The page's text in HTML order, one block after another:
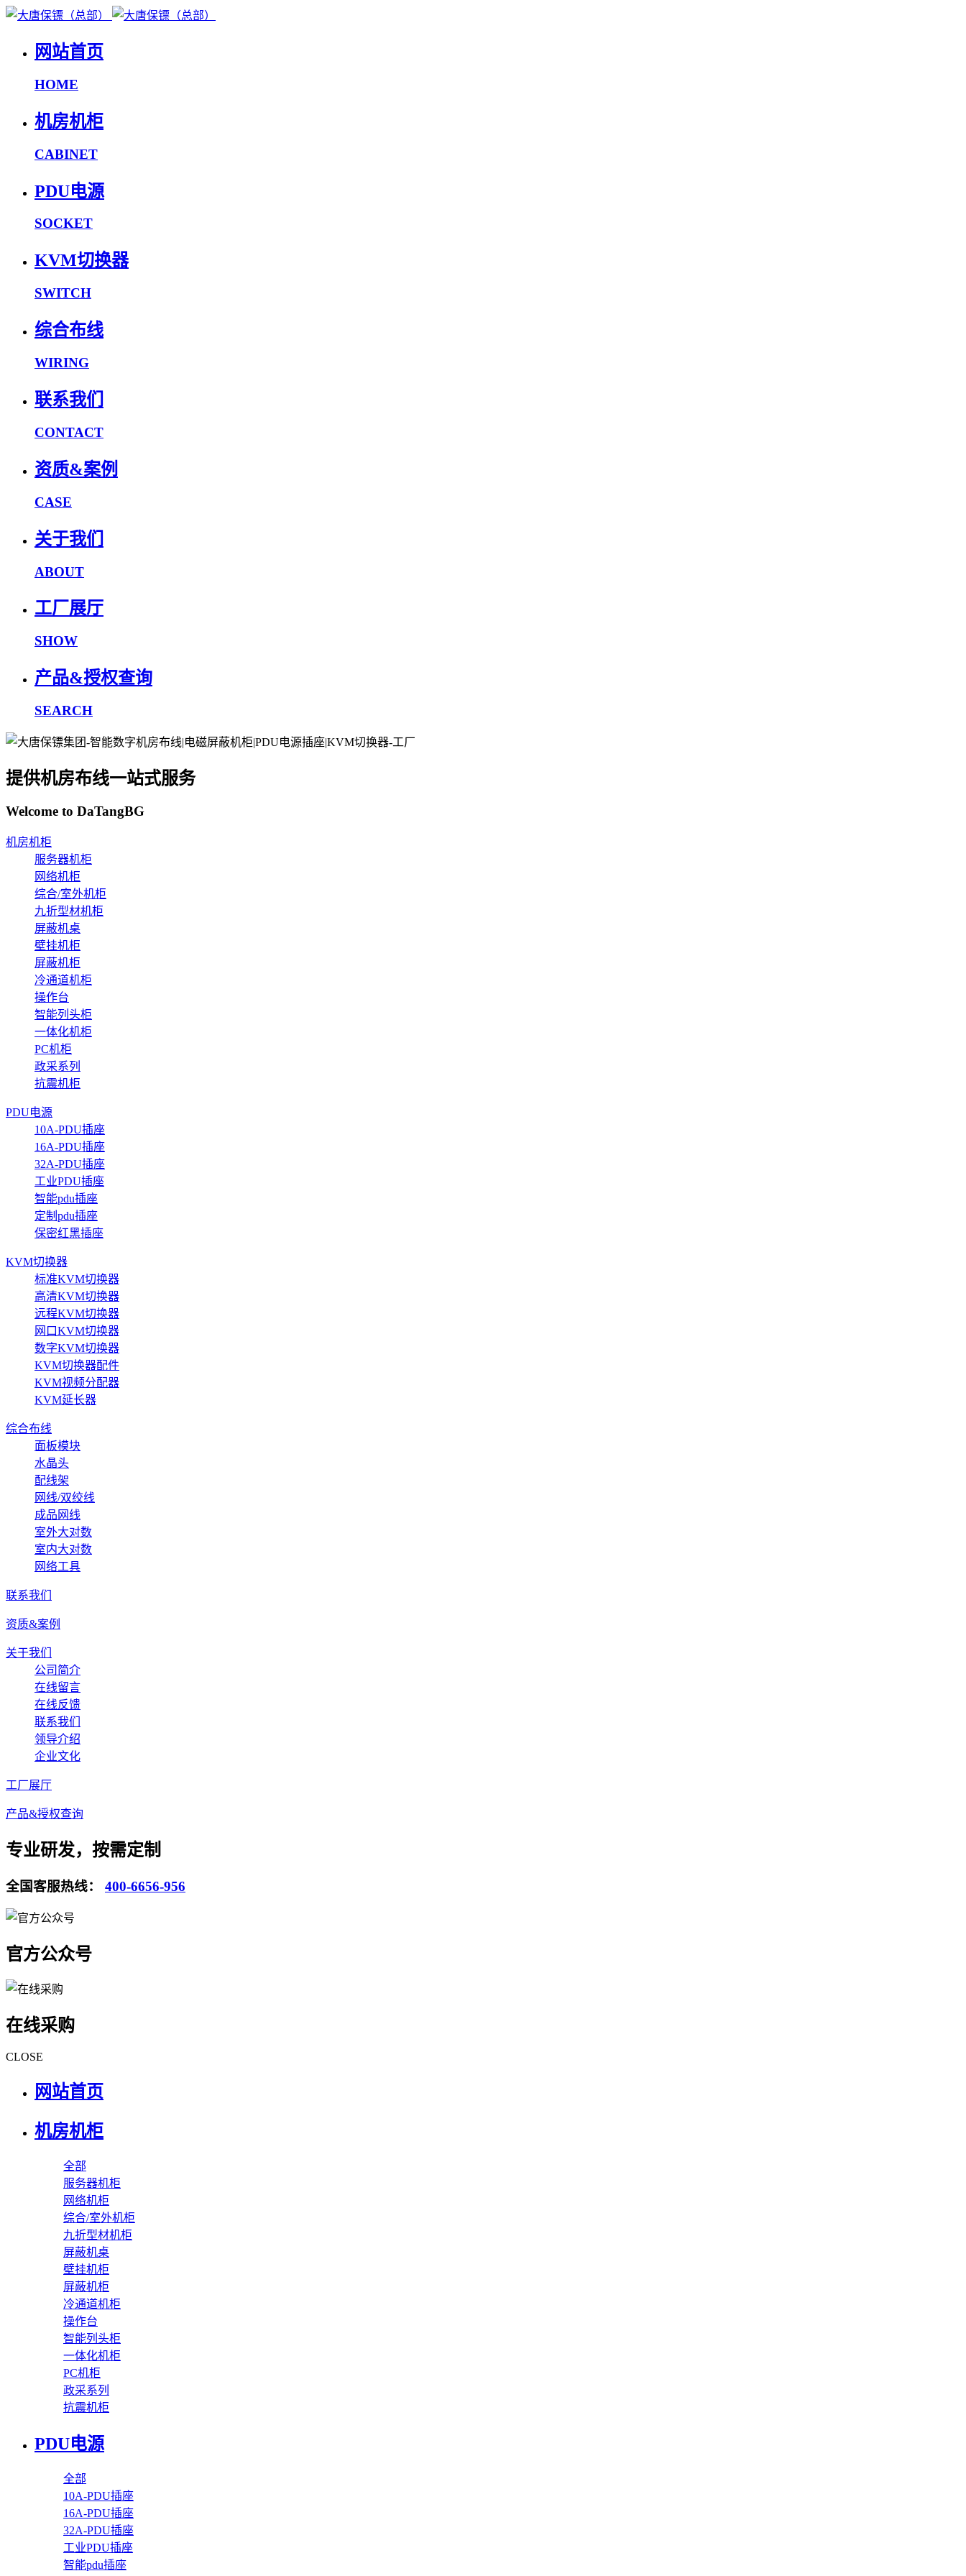
网站首页
HOME
机房机柜
CABINET
PDU电源
SOCKET
KVM切换器
SWITCH
综合布线
WIRING
联系我们
CONTACT
资质&案例
CASE
关于我们
ABOUT
工厂展厅
SHOW
产品&授权查询
SEARCH
提供机房布线一站式服务
Welcome to DaTangBG
机房机柜
服务器机柜
网络机柜
综合/室外机柜
九折型材机柜
屏蔽机桌
壁挂机柜
屏蔽机柜
冷通道机柜
操作台
智能列头柜
一体化机柜
PC机柜
政采系列
抗震机柜
PDU电源
10A-PDU插座
16A-PDU插座
32A-PDU插座
工业PDU插座
智能pdu插座
定制pdu插座
保密红黑插座
KVM切换器
标准KVM切换器
高清KVM切换器
远程KVM切换器
网口KVM切换器
数字KVM切换器
KVM切换器配件
KVM视频分配器
KVM延长器
综合布线
面板模块
水晶头
配线架
网线/双绞线
成品网线
室外大对数
室内大对数
网络工具
联系我们
资质&案例
关于我们
公司简介
在线留言
在线反馈
联系我们
领导介绍
企业文化
工厂展厅
产品&授权查询
专业研发，按需定制
全国客服热线： 400-6656-956
官方公众号
在线采购
CLOSE
网站首页
机房机柜
全部
服务器机柜
网络机柜
综合/室外机柜
九折型材机柜
屏蔽机桌
壁挂机柜
屏蔽机柜
冷通道机柜
操作台
智能列头柜
一体化机柜
PC机柜
政采系列
抗震机柜
PDU电源
全部
10A-PDU插座
16A-PDU插座
32A-PDU插座
工业PDU插座
智能pdu插座